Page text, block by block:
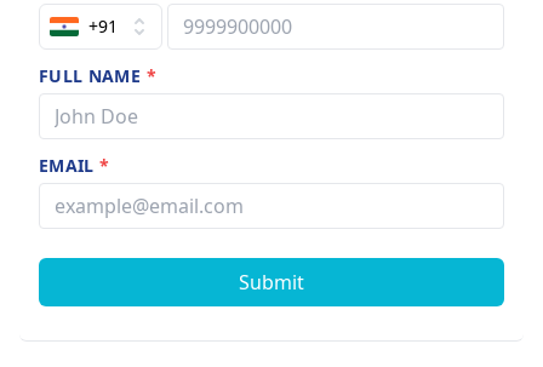
+91
FULL NAME *
EMAIL*
Submit